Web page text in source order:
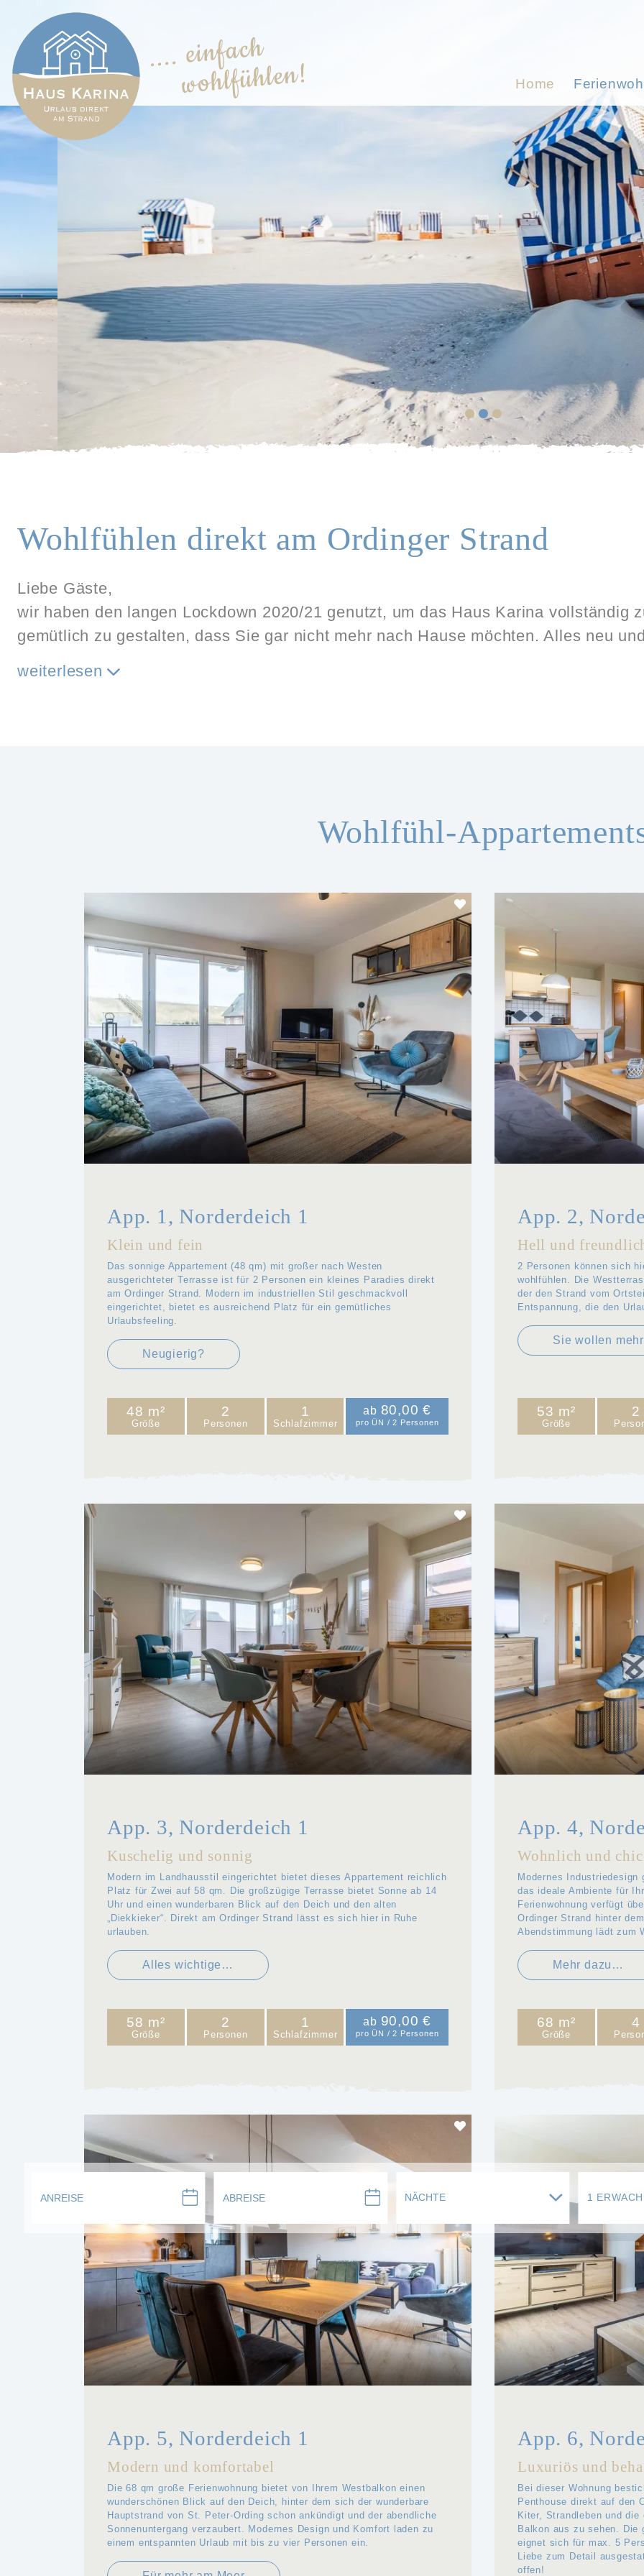
Home
1
Wohlfühlen direkt am Ordinger Strand
Liebe Gäste,
wir haben den langen Lockdown 2020/21 genutzt, um das Haus Karina vollständig
gemütlich zu gestalten, dass Sie gar nicht mehr nach Hause möchten. Alles neu
weiterlesen
Wohlfühl-
App. 1, Norderdeich 1
Klein und fein
Das sonnige Appartement (48 qm) mit großer nach Westen
ausgerichteter Terrasse ist für 2 Personen ein kleines Paradies direkt
am Ordinger Strand. Modern im industriellen Stil geschmackvoll
eingerichtet, bietet es ausreichend Platz für ein gemütliches
Urlaubsfeeling.
Neugierig?
48 m²
Größe
2
Personen
1
Schlafzimmer
ab 80,00 €
pro ÜN / 2 Personen
App. 2,
Hell und
2 Personen können sich
wohlfühlen. Die
der den Strand vom
Entspannung, die den
Sie wollen
53 m²
Größe
2
App. 3, Norderdeich 1
Kuschelig und sonnig
Modern im Landhausstil eingerichtet bietet dieses Appartement reichlich
Platz für Zwei auf 58 qm. Die großzügige Terrasse bietet Sonne ab 14
Uhr und einen wunderbaren Blick auf den Deich und den alten
„Diekkieker“. Direkt am Ordinger Strand lässt es sich hier in Ruhe
urlauben.
Alles wichtige…
58 m²
Größe
2
Personen
1
Schlafzimmer
ab 90,00 €
pro ÜN / 2 Personen
App. 4,
Wohnlich und chic
Modernes
das ideale Ambiente für
Ferienwohnung verfügt
Ordinger Strand hinter
Abendstimmung lädt zum
Mehr dazu…
68 m²
Größe
4
App. 5, Norderdeich 1
Modern und komfortabel
Die 68 qm große Ferienwohnung bietet von Ihrem Westbalkon einen
wunderschönen Blick auf den Deich, hinter dem sich der wunderbare
Hauptstrand von St. Peter-Ording schon ankündigt und der abendliche
Sonnenuntergang verzaubert. Modernes Design und Komfort laden zu
einem entspannten Urlaub mit bis zu vier Personen ein.
App. 6,
Luxuriös und
Bei dieser Wohnung
Penthouse direkt auf den
Kiter, Strandleben und
Balkon aus zu sehen. Die
eignet sich für max. 5
Liebe zum Detail
offen!